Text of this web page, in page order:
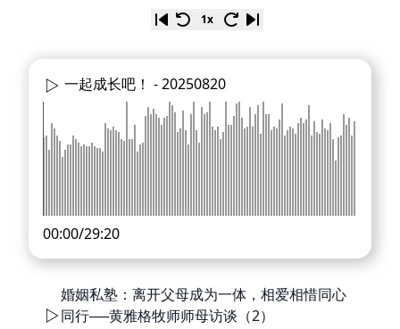
1x
一起成长吧！ -20250820
00:00/29:20
婚姻私塾：离开父母成为一体，相爱相惜同心
同行──黄雅格牧师师母访谈（2）